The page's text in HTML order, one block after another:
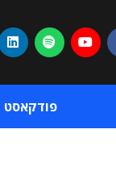
פודקאסט